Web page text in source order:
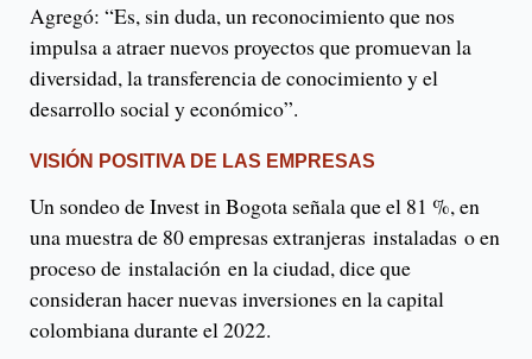
Agregó: “Es, sin duda, un reconocimiento que nos
impulsa a atraer nuevos proyectos que promuevan la
diversidad, la transferencia de conocimiento y el
desarrollo social y económico”.
VISIÓN POSITIVA DE LAS EMPRESAS
Un sondeo de Invest in Bogota señala que el 81 %, en
una muestra de 80 empresas extranjeras instaladas o en
proceso de instalación en la ciudad, dice que
consideran hacer nuevas inversiones en la capital
colombiana durante el 2022.